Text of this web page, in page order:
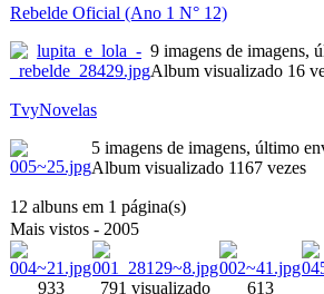
Rebelde Oficial (Ano 1 N° 12)
9 imagens de imagens,
Album visualizado 16
TvyNovelas
5 imagens de imagens, último
Album visualizado 1167 vezes
12 albuns em 1 página(s)
Mais vistos - 2005
933
791 visualizado
613